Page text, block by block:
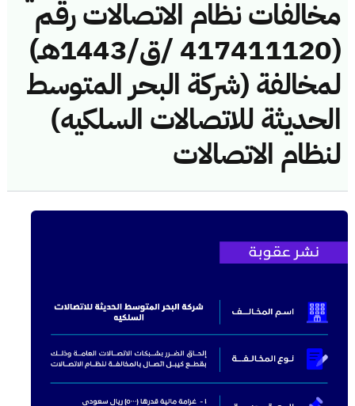
مخالفات نظام الاتصالات رقم
(417411120 /ق/1443هـ)
لمخالفة (شركة البحر المتوسط
الحديثة للاتصالات السلكيه)
لنظام الاتصالات